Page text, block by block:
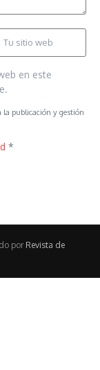
en este
la publicación y gestión
*
por Revista de